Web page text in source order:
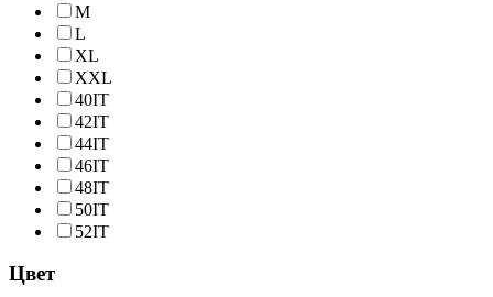
M
L
XL
XXL
40IT
42IT
44IT
46IT
48IT
50IT
52IT
Цвет